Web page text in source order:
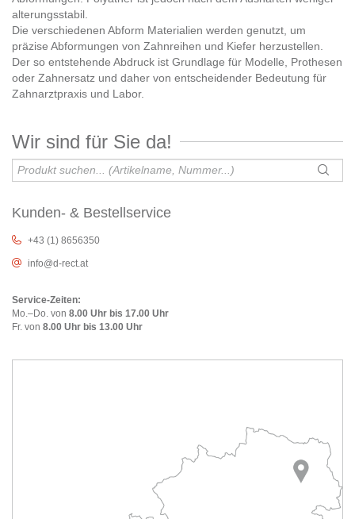
alterungsstabil.
Die verschiedenen Abform Materialien werden genutzt, um
präzise Abformungen von Zahnreihen und Kiefer herzustellen.
Der so entstehende Abdruck ist Grundlage für Modelle, Prothesen
oder Zahnersatz und daher von entscheidender Bedeutung für
Zahnarztpraxis und Labor.
Wir sind für Sie da!
Kunden- & Bestellservice
+43 (1) 8656350
info@d-rect.at
Service-Zeiten:
Mo.–Do. von 8.00 Uhr bis 17.00 Uhr
Fr. von 8.00 Uhr bis 13.00 Uhr